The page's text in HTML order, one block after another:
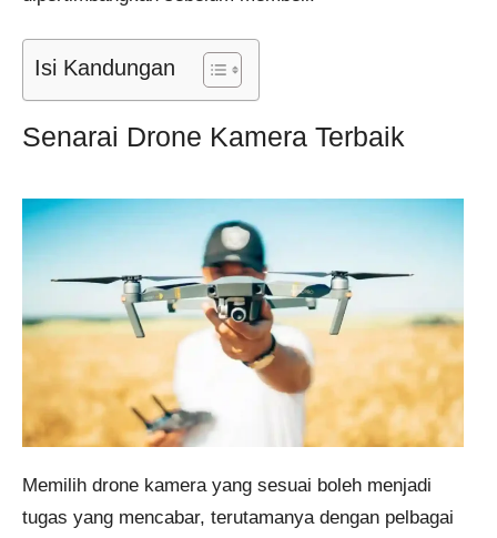
Isi Kandungan
Senarai Drone Kamera Terbaik
Memilih drone kamera yang sesuai boleh menjadi
tugas yang mencabar, terutamanya dengan pelbagai